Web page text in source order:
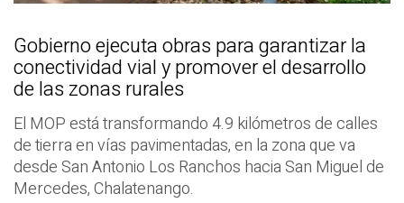
Gobierno ejecuta obras para garantizar la
conectividad vial y promover el desarrollo
de las zonas rurales
El MOP está transformando 4.9 kilómetros de calles
de tierra en vías pavimentadas, en la zona que va
desde San Antonio Los Ranchos hacia San Miguel de
Mercedes, Chalatenango.